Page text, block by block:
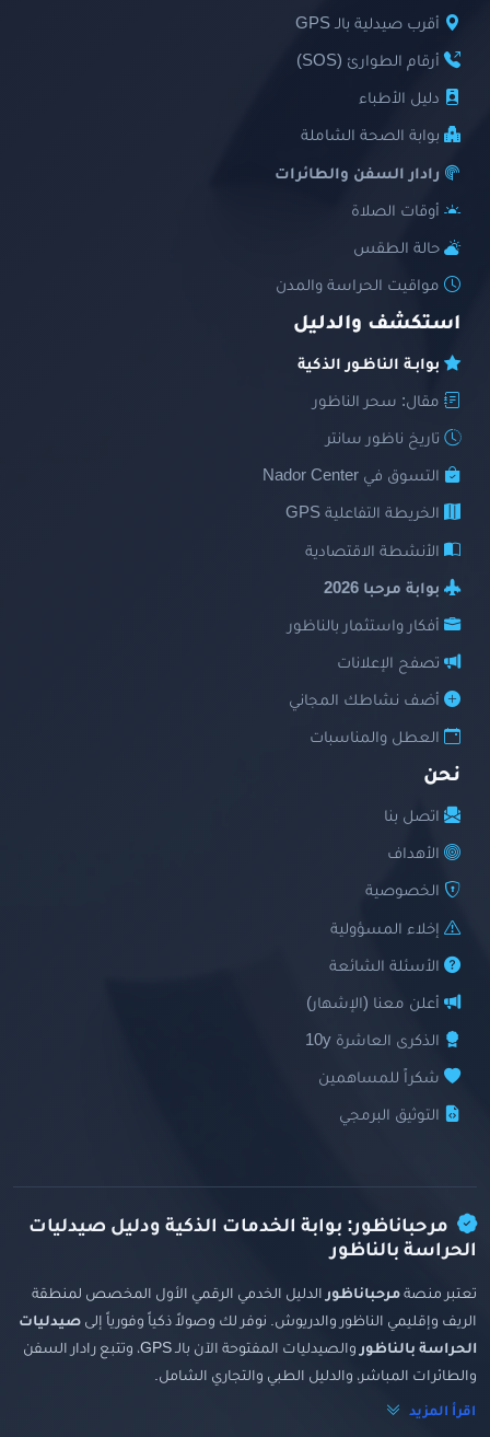
أقرب صيدلية بالـ GPS
أرقام الطوارئ (SOS)
دليل الأطباء
بوابة الصحة الشاملة
رادار السفن والطائرات
أوقات الصلاة
حالة الطقس
مواقيت الحراسة والمدن
استكشف والدليل
بوابـة الناظـور الذكية
مقال: سحر الناظور
تاريخ ناظور سانتر
التسوق في Nador Center
الخريطة التفاعلية GPS
الأنشطة الاقتصادية
بوابة مرحبا 2026
أفكار واستثمار بالناظور
تصفح الإعلانات
أضف نشاطك المجاني
العطل والمناسبات
نحن
اتصل بنا
الأهداف
الخصوصية
إخلاء المسؤولية
الأسئلة الشائعة
أعلن معنا (الإشهار)
الذكرى العاشرة 10y
شكراً للمساهمين
التوثيق البرمجي
مرحباناظور: بوابة الخدمات الذكية ودليل صيدليات
الحراسة بالناظور
تعتبر منصة مرحباناظورالدليل الخدمي الرقمي الأول المخصص لمنطقة
الريف وإقليمي الناظور والدريوش. نوفر لك وصولاً ذكياً وفورياً إلى صيدليات
الحراسة بالناظور
والصيدليات المفتوحة الآن بالـ GPS، وتتبع رادار السفن
والطائرات المباشر، والدليل الطبي والتجاري الشامل.
اقرأ المزيد